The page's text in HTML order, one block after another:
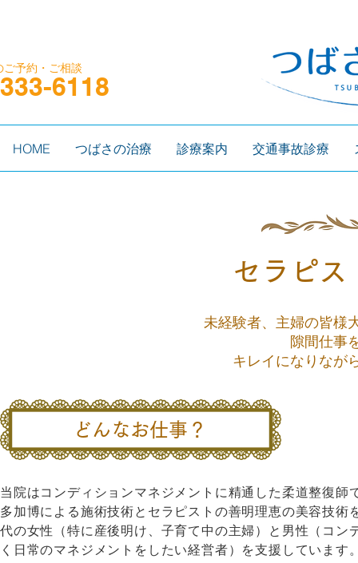
ご予約・ご相談
6118
HOME つばさの治療 診療案内 交通事故診療
セラピス
未経験者、主婦の皆様
隙間仕事
キレイになりなが
どんなお仕事？
当院はコンディションマネジメントに精通した柔道整復師
多加博による施術技術とセラピストの善明理恵の美容技術
代の女性（特に産後明け、子育て中の主婦）と男性（コン
く日常のマネジメントをしたい経営者）を支援しています